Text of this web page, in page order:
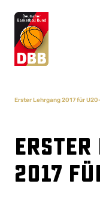
Erster Lehrgang 2017 für
Erster
2017